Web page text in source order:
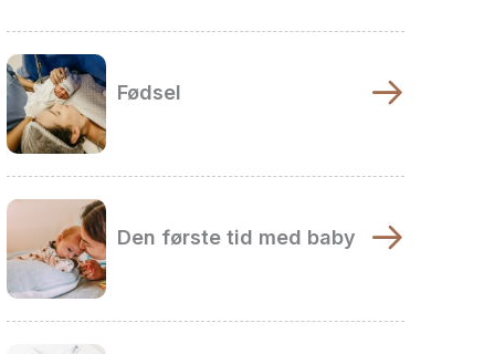
Fødsel
Den første tid med baby